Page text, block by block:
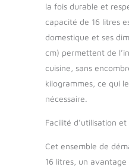
la fois durable et
capacité de 16 litres
domestique et ses
cm) permettent de
cuisine, sans
kilogrammes, ce qui
nécessaire.
Facilité d’utilisation
Cet ensemble de
16 litres, un